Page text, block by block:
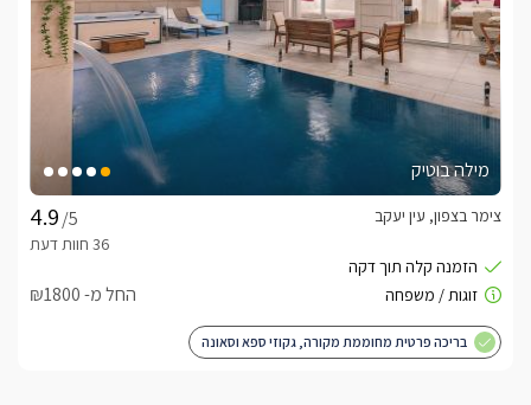
מילה בוטיק
/5
צימר בצפון, עין יעקב
החל מ- ₪1800
בריכה פרטית מחוממת מקורה, גקוזי ספא וסאונה